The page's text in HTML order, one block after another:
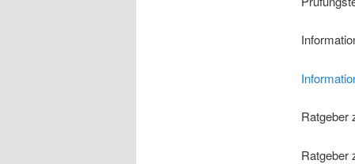
Ratgeber
Ratgeber